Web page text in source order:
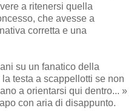
a ritenersi quella
che avesse a
corretta e una
su un fanatico della
testa a scappellotti se non
a orientarsi qui dentro... »
con aria di disappunto.